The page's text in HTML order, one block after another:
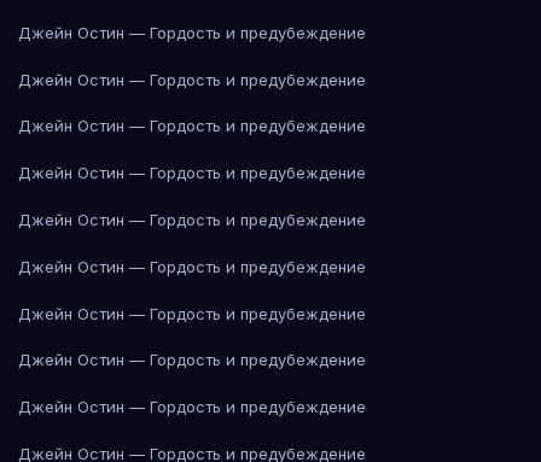
Джейн Остин — Гордость и предубеждение
Джейн Остин — Гордость и предубеждение
Джейн Остин — Гордость и предубеждение
Джейн Остин — Гордость и предубеждение
Джейн Остин — Гордость и предубеждение
Джейн Остин — Гордость и предубеждение
Джейн Остин — Гордость и предубеждение
Джейн Остин — Гордость и предубеждение
Джейн Остин — Гордость и предубеждение
Джейн Остин — Гордость и предубеждение